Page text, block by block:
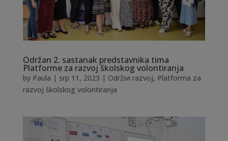
Održan 2. sastanak predstavnika tima
Platforme za razvoj školskog volontiranja
by Paula | srp 11, 2023 | Održivi razvoj, Platforma za
razvoj školskog volontiranja